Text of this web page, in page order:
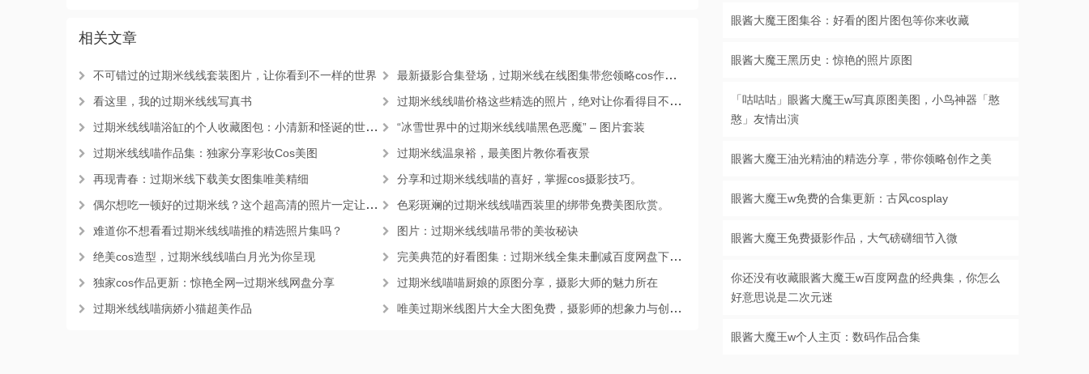
相关文章
不可错过的过期米线线套装图片，让你看到不一样的世界
最新摄影合集登场，过期米线在线图集带您领略cos作品的魅力
看这里，我的过期米线线写真书
过期米线线喵价格这些精选的照片，绝对让你看得目不转睛
过期米线线喵浴缸的个人收藏图包：小清新和怪诞的世界，让你意想不到
“冰雪世界中的过期米线线喵黑色恶魔” – 图片套装
过期米线线喵作品集：独家分享彩妆Cos美图
过期米线温泉裕，最美图片教你看夜景
再现青春：过期米线下载美女图集唯美精细
分享和过期米线线喵的喜好，掌握cos摄影技巧。
偶尔想吃一顿好的过期米线？这个超高清的照片一定让你大呼过瘾
色彩斑斓的过期米线线喵西装里的绑带免费美图欣赏。
难道你不想看看过期米线线喵推的精选照片集吗？
图片：过期米线线喵吊带的美妆秘诀
绝美cos造型，过期米线线喵白月光为你呈现
完美典范的好看图集：过期米线全集未删减百度网盘下载照片回馈
独家cos作品更新：惊艳全网─过期米线网盘分享
过期米线喵喵厨娘的原图分享，摄影大师的魅力所在
过期米线线喵病娇小猫超美作品
唯美过期米线图片大全大图免费，摄影师的想象力与创造力
眼酱大魔王图集谷：好看的图片图包等你来收藏
眼酱大魔王黑历史：惊艳的照片原图
「咕咕咕」眼酱大魔王w写真原图美图，小鸟神器「憨
憨」友情出演
眼酱大魔王油光精油的精选分享，带你领略创作之美
眼酱大魔王w免费的合集更新：古风cosplay
眼酱大魔王免费摄影作品，大气磅礴细节入微
你还没有收藏眼酱大魔王w百度网盘的经典集，你怎么
好意思说是二次元迷
眼酱大魔王w个人主页：数码作品合集